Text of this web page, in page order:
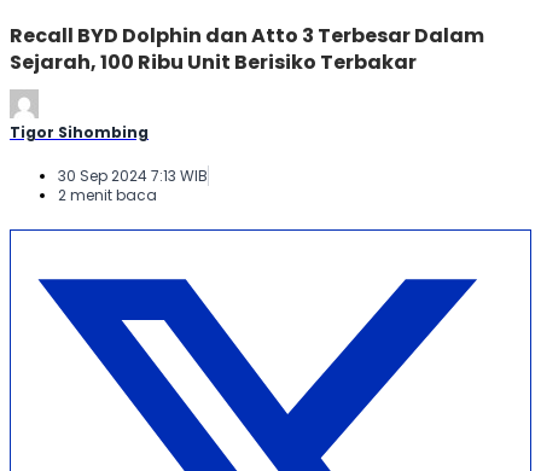
Recall BYD Dolphin dan Atto 3 Terbesar Dalam
Sejarah, 100 Ribu Unit Berisiko Terbakar
Tigor Sihombing
30 Sep 2024 7:13 WIB
2 menit baca